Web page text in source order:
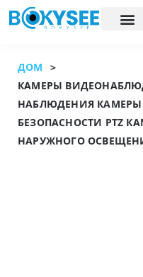
ДОМ
>
КАМЕРЫ
НАБЛЮДЕНИЯ
БЕЗОПАСНОСТИ PTZ
НАРУЖНОГО